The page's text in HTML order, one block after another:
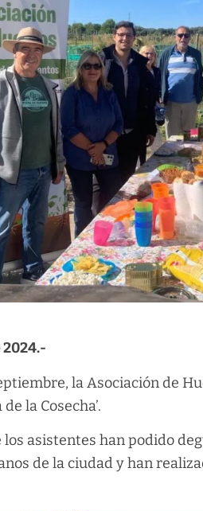
la Asociación de
la Cosecha’.
asistentes han podido
de la ciudad y han